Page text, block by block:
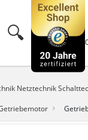
🔍︎
Netztechnik